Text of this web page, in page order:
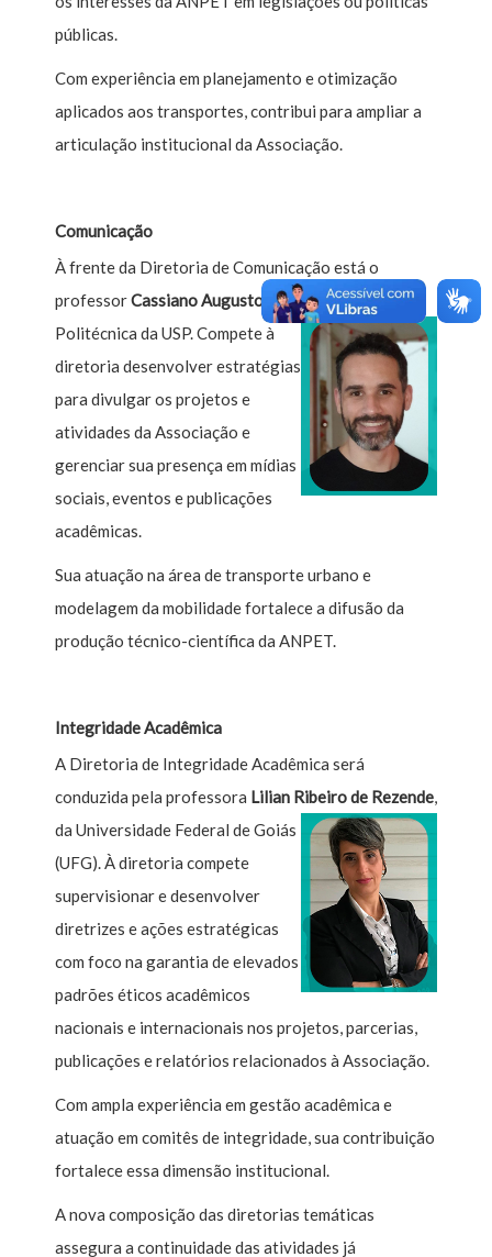
públicas.
Com experiência em planejamento e otimização
aplicados aos transportes, contribui para ampliar a
articulação institucional da Associação.
Comunicação
À frente da Diretoria de Comunicação está o
professorCassiano Augusto Isler, da Escola
Politécnica da USP.Compete à
diretoria desenvolver estratégias
para divulgar os projetos e
atividades da Associação e
gerenciar sua presença em mídias
sociais, eventos e publicações
acadêmicas.
Sua atuação na área de transporte urbano e
modelagem da mobilidade fortalece a difusão da
produção técnico-científica da ANPET.
Integridade Acadêmica
A Diretoria de Integridade Acadêmica será
conduzida pela professora Lilian Ribeiro de Rezende,
da Universidade Federal de Goiás
(UFG). À diretoria compete
supervisionar e desenvolver
diretrizes e ações estratégicas
com foco na garantia de elevados
padrões éticos acadêmicos
nacionais e internacionais nos projetos, parcerias,
publicações e relatórios relacionados à Associação.
Com ampla experiência em gestão acadêmica e
atuação em comitês de integridade, sua contribuição
fortalece essa dimensão institucional.
A nova composição das diretorias temáticas
assegura a continuidade das atividades já